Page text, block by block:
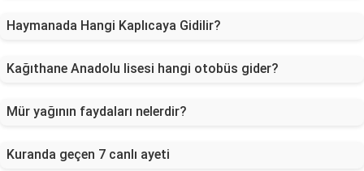
Haymanada Hangi Kaplıcaya Gidilir?
Kağıthane Anadolu lisesi hangi otobüs gider?
Mür yağının faydaları nelerdir?
Kuranda geçen 7 canlı ayeti